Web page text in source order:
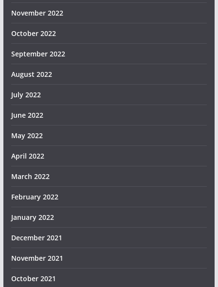
November 2022
October 2022
September 2022
August 2022
July 2022
June 2022
May 2022
April 2022
March 2022
February 2022
January 2022
December 2021
November 2021
October 2021